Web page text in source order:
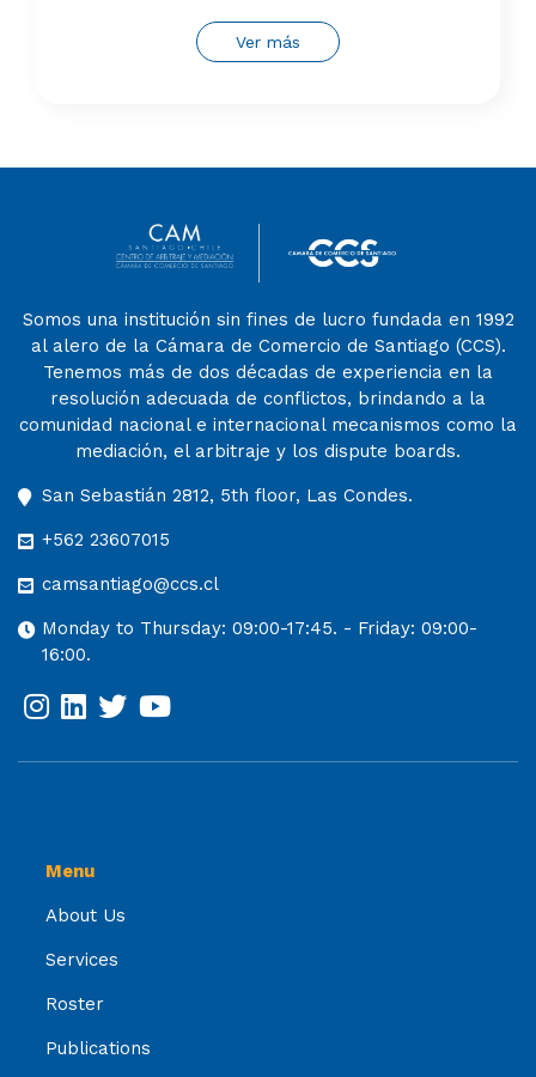
Ver más
Somos una institución sin fines de lucro fundada en 1992
al alero de la Cámara de Comercio de Santiago (CCS).
Tenemos más de dos décadas de experiencia en la
resolución adecuada de conflictos, brindando a la
comunidad nacional e internacional mecanismos como la
mediación, el arbitraje y los dispute boards.
San Sebastián 2812, 5th floor, Las Condes.
+562 23607015
camsantiago@ccs.cl
Monday to Thursday: 09:00-17:45. - Friday: 09:00-
16:00.
Menu
About Us
Services
Roster
Publications